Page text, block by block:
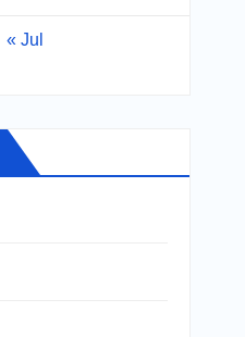
« Jul